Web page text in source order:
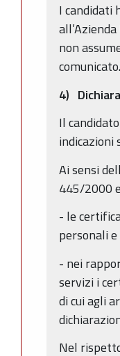
I candidati
non
comunicato.
4)
Il
Ai sensi
445/2000
- le
personali
- nei
servizi i
di cui agli
Nel